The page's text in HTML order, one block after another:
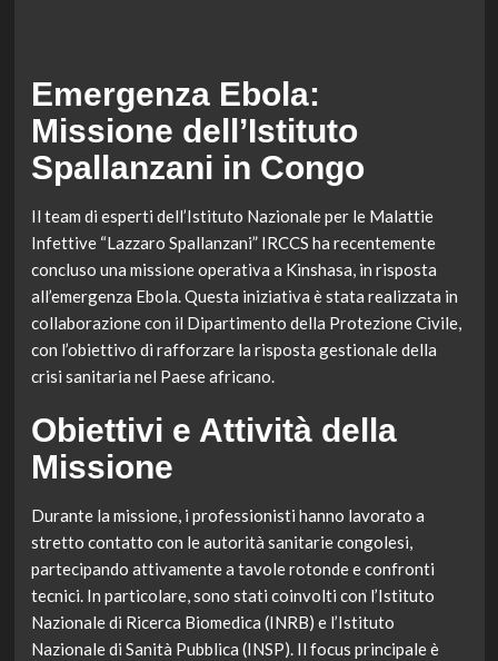
Emergenza Ebola:
Missione dell’Istituto
Spallanzani in Congo
Il team di esperti dell’Istituto Nazionale per le Malattie
Infettive “Lazzaro Spallanzani” IRCCS ha recentemente
concluso una missione operativa a Kinshasa, in risposta
all’emergenza Ebola. Questa iniziativa è stata realizzata in
collaborazione con il Dipartimento della Protezione Civile,
con l’obiettivo di rafforzare la risposta gestionale della
crisi sanitaria nel Paese africano.
Obiettivi e Attività della
Missione
Durante la missione, i professionisti hanno lavorato a
stretto contatto con le autorità sanitarie congolesi,
partecipando attivamente a tavole rotonde e confronti
tecnici. In particolare, sono stati coinvolti con l’Istituto
Nazionale di Ricerca Biomedica (INRB) e l’Istituto
Nazionale di Sanità Pubblica (INSP). Il focus principale è